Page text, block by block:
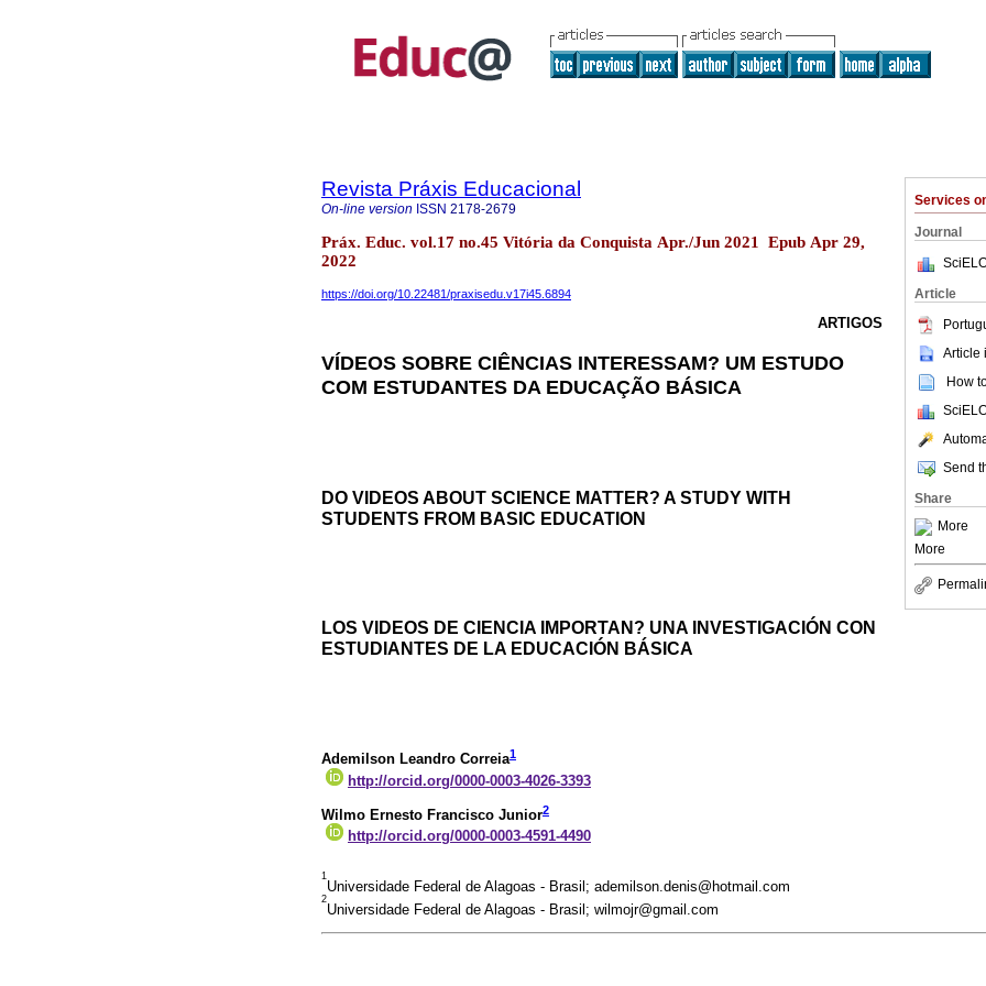
Services
Journal
Article
Article
How
Send
Share
More
More
Revista Práxis Educacional
On-line version ISSN 2178-2679
Práx. Educ. vol.17 no.45 Vitória da Conquista Apr./Jun 2021 Epub Apr 29,
2022
https://doi.org/10.22481/praxisedu.v17i45.6894
ARTIGOS
VÍDEOS SOBRE CIÊNCIAS INTERESSAM? UM ESTUDO
COM ESTUDANTES DA EDUCAÇÃO BÁSICA
DO VIDEOS ABOUT SCIENCE MATTER? A STUDY WITH
STUDENTS FROM BASIC EDUCATION
LOS VIDEOS DE CIENCIA IMPORTAN? UNA INVESTIGACIÓN CON
ESTUDIANTES DE LA EDUCACIÓN BÁSICA
Ademilson Leandro Correia1
http://orcid.org/0000-0003-4026-3393
Wilmo Ernesto Francisco Junior2
http://orcid.org/0000-0003-4591-4490
1
Universidade Federal de Alagoas - Brasil; ademilson.denis@hotmail.com
2
Universidade Federal de Alagoas - Brasil; wilmojr@gmail.com